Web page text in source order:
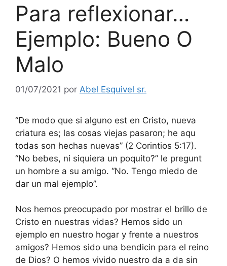
Para reflexionar…
Ejemplo: Bueno O
Malo
01/07/2021 por Abel Esquivel sr.
“De modo que si alguno est en Cristo, nueva
criatura es; las cosas viejas pasaron; he aqu
todas son hechas nuevas” (2 Corintios 5:17).
“No bebes, ni siquiera un poquito?” le pregunt
un hombre a su amigo. “No. Tengo miedo de
dar un mal ejemplo”.
Nos hemos preocupado por mostrar el brillo de
Cristo en nuestras vidas? Hemos sido un
ejemplo en nuestro hogar y frente a nuestros
amigos? Hemos sido una bendicin para el reino
de Dios? O hemos vivido nuestro da a da sin